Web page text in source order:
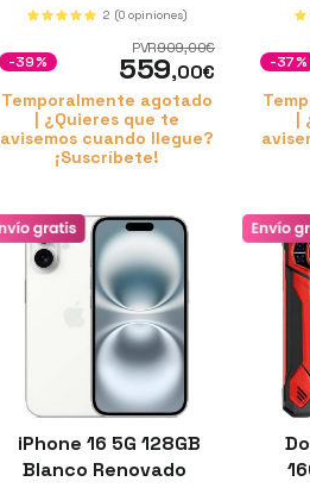
2 (0 opiniones)
PVR909,00€
559,00€
-39%
Temporalmente agotado
| ¿Quieres que te
avisemos cuando llegue?
¡Suscríbete!
-37%
|
iPhone 16 5G 128GB
Blanco Renovado